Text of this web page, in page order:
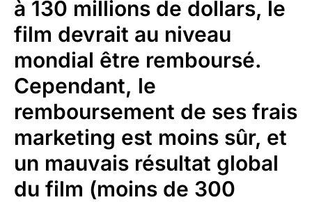
à 130 millions de dollars, le
film devrait au niveau
mondial être remboursé.
Cependant, le
remboursement de ses frais
marketing est moins sûr, et
un mauvais résultat global
du film (moins de 300